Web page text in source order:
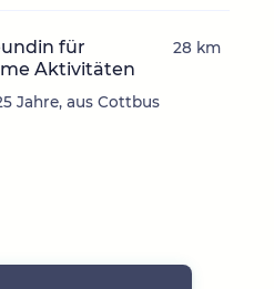
für
Aktivitäten
Jahre, aus Cottbus
28 km